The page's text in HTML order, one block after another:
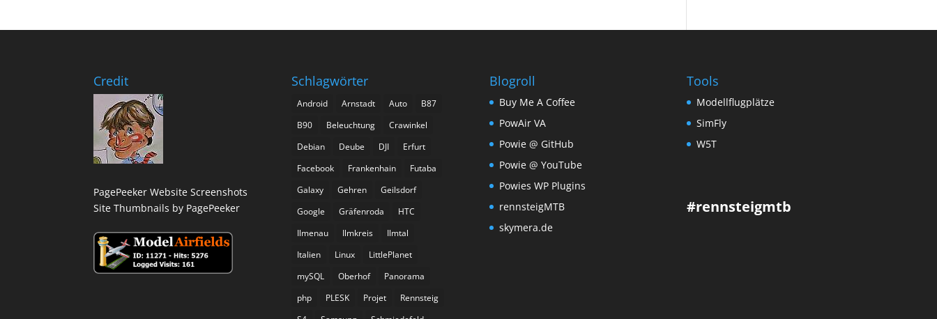
Credit
PagePeeker Website Screenshots
Site Thumbnails by PagePeeker
Schlagwörter
Android Arnstadt Auto
B87
B90
Beleuchtung
Crawinkel
Debian
Deube DJI
Erfurt
Facebook
Frankenhain
Futaba
Galaxy
Gehren
Geilsdorf
Google
Gräfenroda
HTC
Ilmenau
Ilmkreis
Ilmtal
Italien
Linux
LittlePlanet
mySQL
Oberhof
Panorama
php
PLESK Projet
Rennsteig
Blogroll
Buy Me A Coffee
PowAir VA
Powie @ GitHub
Powie @ YouTube
Powies WP Plugins
rennsteigMTB
skymera.de
Tools
Modellflugplätze
SimFly
W5T
#rennsteigmtb